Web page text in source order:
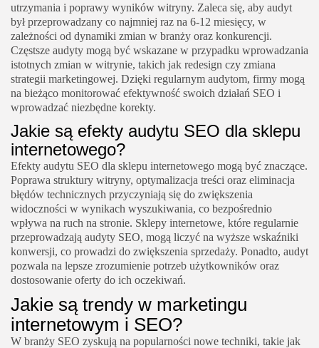
utrzymania i poprawy wyników witryny. Zaleca się, aby audyt
był przeprowadzany co najmniej raz na 6-12 miesięcy, w
zależności od dynamiki zmian w branży oraz konkurencji.
Częstsze audyty mogą być wskazane w przypadku wprowadzania
istotnych zmian w witrynie, takich jak redesign czy zmiana
strategii marketingowej. Dzięki regularnym audytom, firmy mogą
na bieżąco monitorować efektywność swoich działań SEO i
wprowadzać niezbędne korekty.
Jakie są efekty audytu SEO dla sklepu
internetowego?
Efekty audytu SEO dla sklepu internetowego mogą być znaczące.
Poprawa struktury witryny, optymalizacja treści oraz eliminacja
błędów technicznych przyczyniają się do zwiększenia
widoczności w wynikach wyszukiwania, co bezpośrednio
wpływa na ruch na stronie. Sklepy internetowe, które regularnie
przeprowadzają audyty SEO, mogą liczyć na wyższe wskaźniki
konwersji, co prowadzi do zwiększenia sprzedaży. Ponadto, audyt
pozwala na lepsze zrozumienie potrzeb użytkowników oraz
dostosowanie oferty do ich oczekiwań.
Jakie są trendy w marketingu
internetowym i SEO?
W branży SEO zyskują na popularności nowe techniki, takie jak